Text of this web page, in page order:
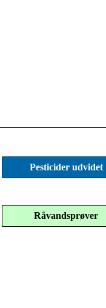
Pesticider udvidet
Råvandsprøver